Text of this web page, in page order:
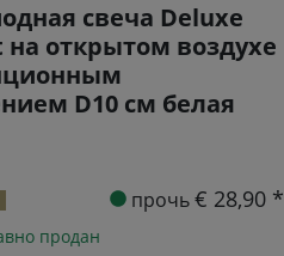
свеча Deluxe
на открытом воздухе
D10 см белая
прочь€ 28,90 *
продан